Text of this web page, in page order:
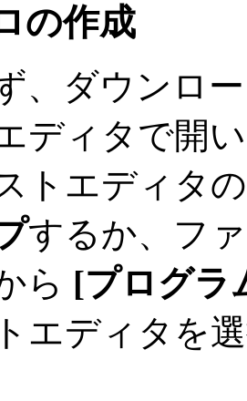
の作成
、ダウンロ
ディタで開
トエディタの
するか、フ
ら [プログラ
エディタを